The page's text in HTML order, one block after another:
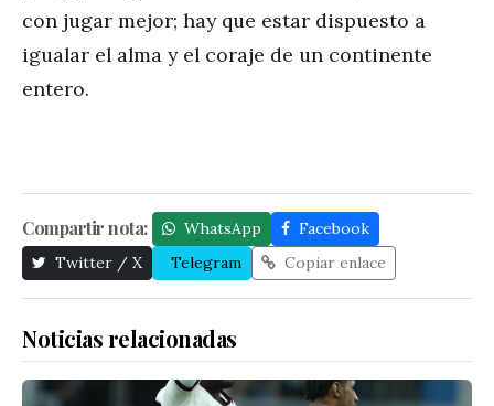
con jugar mejor; hay que estar dispuesto a
igualar el alma y el coraje de un continente
entero.
Compartir nota: WhatsApp
Facebook
Twitter / X
Telegram Copiar enlace
Noticias relacionadas